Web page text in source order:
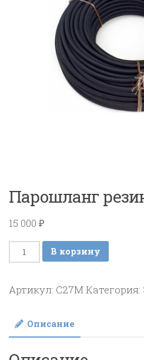
Парошланг
15 000 ₽
Количество
товара
резиновый
В корзину
Артикул: C27MКатегория:
Описание